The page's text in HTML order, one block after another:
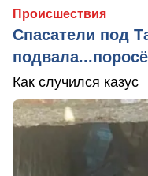
Происшествия
Спасатели под
Как случился казус